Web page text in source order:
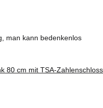
man kann bedenkenlos